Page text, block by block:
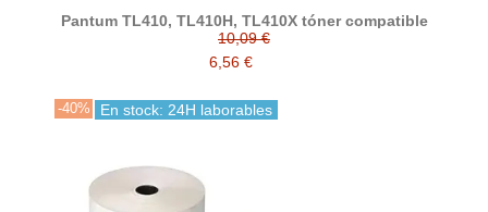
Pantum TL410, TL410H, TL410X tóner compatible
10,09 €
6,56 €
-40% En stock: 24H laborables